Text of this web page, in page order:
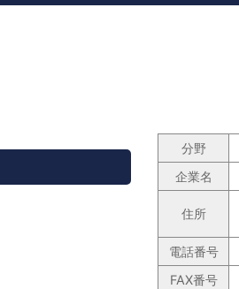
分野
企業名
住所
電話番号
FAX番号